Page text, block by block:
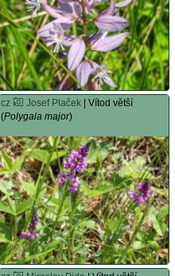
cz Josef Plaček | Vítod větší
(Polygala major)